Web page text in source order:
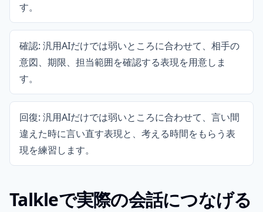
す。
確認: 汎用AIだけでは弱いところに合わせて、相手の
意図、期限、担当範囲を確認する表現を用意しま
す。
回復: 汎用AIだけでは弱いところに合わせて、言い間
違えた時に言い直す表現と、考える時間をもらう表
現を練習します。
Talkleで実際の会話につなげる